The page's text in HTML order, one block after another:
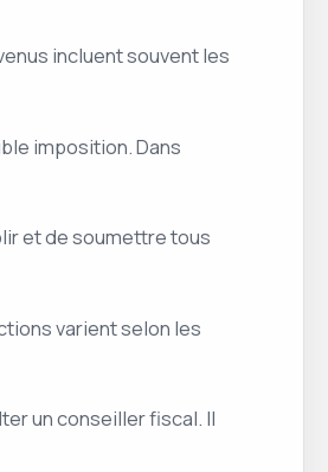
incluent souvent les
imposition. Dans
et de soumettre tous
varient selon les
un conseiller fiscal. Il